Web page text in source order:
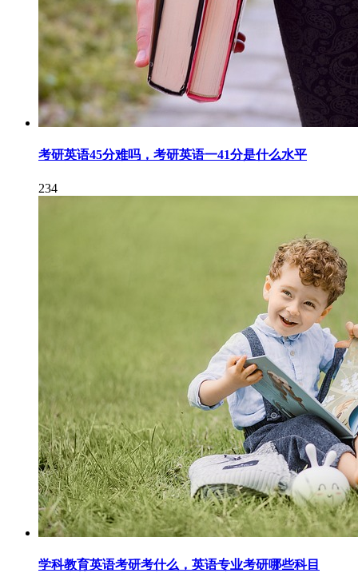
考研英语45分难吗，考研英语一41分是什么水平
234
学科教育英语考研考什么，英语专业考研哪些科目